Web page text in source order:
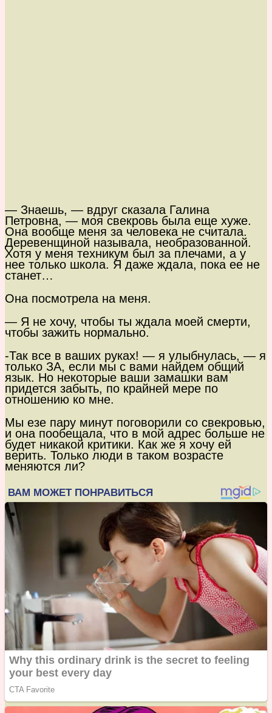
— Знаешь, — вдруг сказала Галина
Петровна, — моя свекровь была еще хуже.
Она вообще меня за человека не считала.
Деревенщиной называла, необразованной.
Хотя у меня техникум был за плечами, а у
нее только школа. Я даже ждала, пока ее не
станет…
Она посмотрела на меня.
— Я не хочу, чтобы ты ждала моей смерти,
чтобы зажить нормально.
-Так все в ваших руках! — я улыбнулась, — я
только ЗА, если мы с вами найдем общий
язык. Но некоторые ваши замашки вам
придется забыть, по крайней мере по
отношению ко мне.
Мы езе пару минут поговорили со свекровью,
и она пообещала, что в мой адрес больше не
будет никакой критики. Как же я хочу ей
верить. Только люди в таком возрасте
меняются ли?